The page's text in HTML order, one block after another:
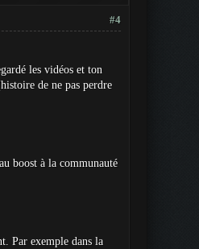
#4
les vidéos et ton
de ne pas perdre
boost à la communauté
Par exemple dans la